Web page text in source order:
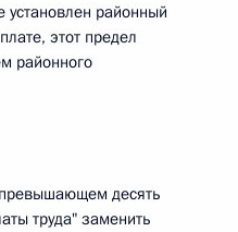
установлен районный
этот предел
районного
десять
труда" заменить